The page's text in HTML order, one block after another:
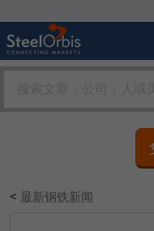
< 最新钢铁新闻